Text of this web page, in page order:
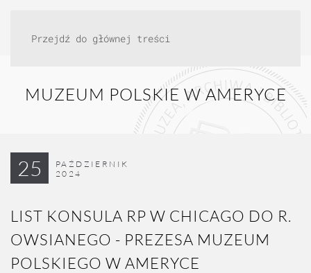
Przejdź do głównej treści
MUZEUM POLSKIE W AMERYCE
25
PAŹDZIERNIK
2024
LIST KONSULA RP W CHICAGO DO R.
OWSIANEGO - PREZESA MUZEUM
POLSKIEGO W AMERYCE